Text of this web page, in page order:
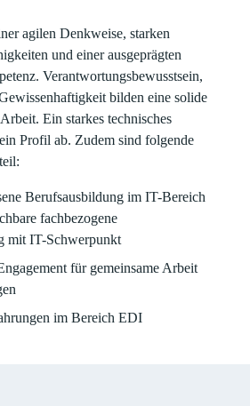
agilen Denkweise, starken
und einer ausgeprägten
Verantwortungsbewusstsein,
bilden eine solide
Ein starkes technisches
Profil ab. Zudem sind folgende
Berufsausbildung im IT-Bereich
fachbezogene
mit IT-Schwerpunkt
für gemeinsame Arbeit
im Bereich EDI